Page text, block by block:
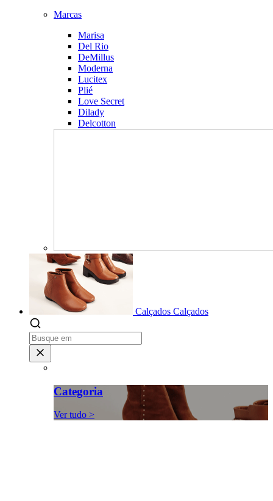
Marcas
Marisa
Del Rio
DeMillus
Moderna
Lucitex
Plié
Love Secret
Dilady
Delcotton
Calçados Calçados
Categoria
Ver tudo >